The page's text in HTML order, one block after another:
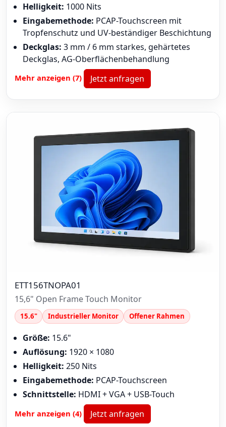
Helligkeit: 1000 Nits
Eingabemethode: PCAP-Touchscreen mit
Tropfenschutz und UV-beständiger Beschichtung
Deckglas: 3 mm / 6 mm starkes, gehärtetes
Deckglas, AG-Oberflächenbehandlung
Mehr anzeigen (7) Jetzt anfragen
ETT156TNOPA01
15,6" Open Frame Touch Monitor
15.6" Industrieller Monitor Offener Rahmen
Größe: 15.6"
Auflösung: 1920 × 1080
Helligkeit: 250 Nits
Eingabemethode: PCAP-Touchscreen
Schnittstelle: HDMI + VGA + USB-Touch
Mehr anzeigen (4) Jetzt anfragen